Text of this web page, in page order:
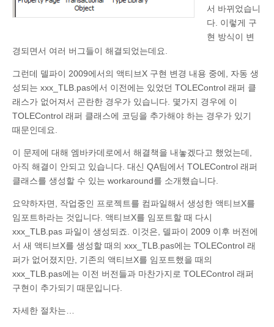
서 바뀌었습니
다. 이렇게 구
현 방식이 변
경되면서 여러 버그들이 해결되었는데요.
그런데 델파이 2009에서의 액티브X 구현 변경 내용 중에, 자동 생
성되는 xxx_TLB.pas에서 이전에는 있었던 TOLEControl 래퍼 클
래스가 없어져서 곤란한 경우가 있습니다. 몇가지 경우에 이
TOLEControl 래퍼 클래스에 코딩을 추가해야 하는 경우가 있기
때문인데요.
이 문제에 대해 엠바카데로에서 해결책을 내놓겠다고 했었는데,
아직 해결이 안되고 있습니다. 대신 QA팀에서 TOLEControl 래퍼
클래스를 생성할 수 있는 workaround를 소개했습니다.
요약하자면, 작업중인 프로젝트를 컴파일해서 생성한 액티브X를
임포트하라는 것입니다. 액티브X를 임포트할 때 다시
xxx_TLB.pas 파일이 생성되죠. 이것은, 델파이 2009 이후 버전에
서 새 액티브X를 생성할 때의 xxx_TLB.pas에는 TOLEControl 래
퍼가 없어졌지만, 기존의 액티브X를 임포트했을 때의
xxx_TLB.pas에는 이전 버전들과 마찬가지로 TOLEControl 래퍼
구현이 추가되기 때문입니다.
자세한 절차는…